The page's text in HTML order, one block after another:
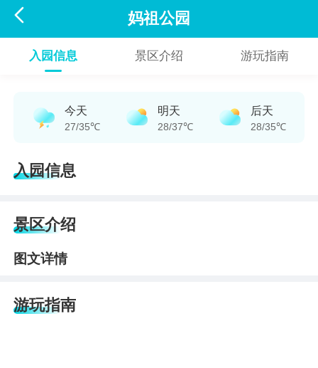
 妈祖公园
入园信息 景区介绍 游玩指南
今天
27/35℃
明天
28/37℃
后天
28/35℃
入园信息
景区介绍
图文详情
游玩指南